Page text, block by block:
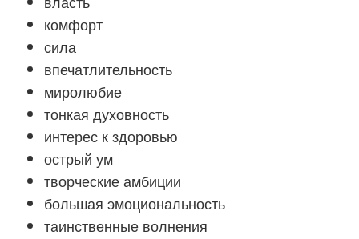
комфорт
сила
впечатлительность
миролюбие
тонкая духовность
интерес к здоровью
острый ум
творческие амбиции
большая эмоциональность
таинственные волнения